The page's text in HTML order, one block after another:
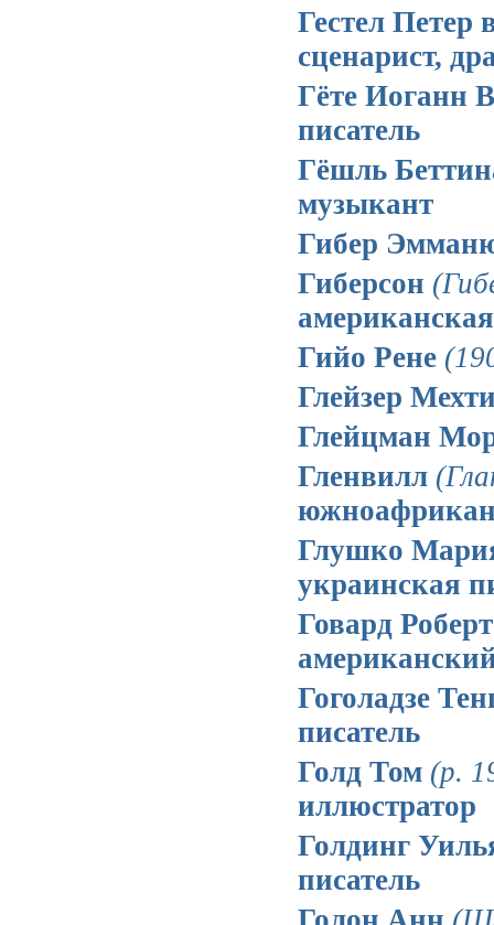
Гестел Петер
сценарист,
Гёте Иоганн
писатель
Гёшль
музыкант
Гибер
Гиберсон
Гийо Рене
Глейзер
Глейцман
Гленвилл
Глушко
украинская
Говард
Гоголадзе
писатель
Голд Том (р.
иллюстратор
Голдинг
писатель